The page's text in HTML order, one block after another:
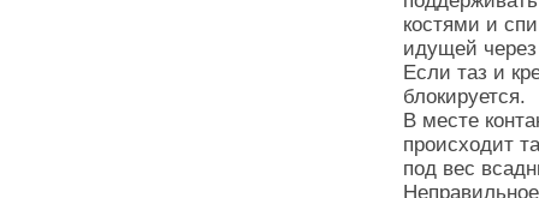
костями и
идущей
Если таз и
блокируется.
В месте
происходит
под вес